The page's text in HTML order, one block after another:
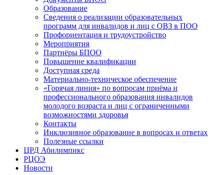
Образование
Сведения о реализации образовательных
программ для инвалидов и лиц с ОВЗ в ПОО
Профориентация и трудоустройство
Мероприятия
Партнёры БПОО
Повышение квалификации
Доступная среда
Материально-техническое обеспечение
«Горячая линия» по вопросам приёма и
профессионального образования инвалидов
молодого возраста и лиц с ограниченными
возможностями здоровья
Контакты
Инклюзивное образование в вопросах и ответах
Полезные ссылки
ЦРД Абилимпикс
РЦОЭ
Новости